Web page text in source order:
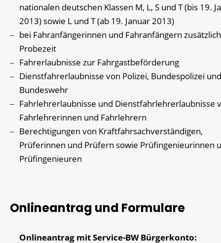
nationalen deutschen Klassen M, L, S und T (bis 19.
2013) sowie L und T (ab 19. Januar 2013)
bei Fahranfängerinnen und Fahranfängern
Probezeit
Fahrerlaubnisse zur Fahrgastbeförderung
Dienstfahrerlaubnisse von Polizei, Bundespolizei und
Bundeswehr
Fahrlehrerlaubnisse und Dienstfahrlehrerlaubnisse
Fahrlehrerinnen und Fahrlehrern
Berechtigungen von Kraftfahrsachverständigen,
Prüferinnen und Prüfern sowie Prüfingenieurinnen
Prüfingenieuren
Onlineantrag und Formulare